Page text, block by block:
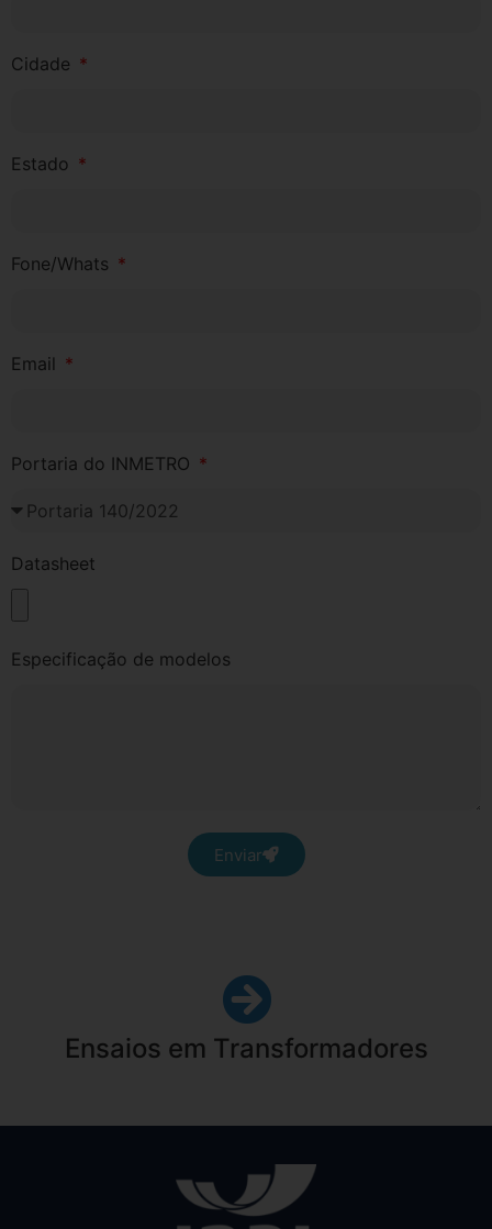
Cidade
Estado
Fone/Whats
Email
Portaria do INMETRO
Datasheet
Especificação de modelos
Enviar
Ensaios em Transformadores